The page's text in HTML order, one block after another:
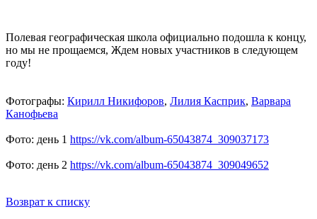
Полевая географическая школа официально подошла к концу,
но мы не прощаемся, Ждем новых участников в следующем
году!
Фотографы: Кирилл Никифоров, Лилия Касприк, Варвара
Канофьева
Фото: день 1 https://vk.com/album-65043874_309037173
Фото: день 2 https://vk.com/album-65043874_309049652
Возврат к списку